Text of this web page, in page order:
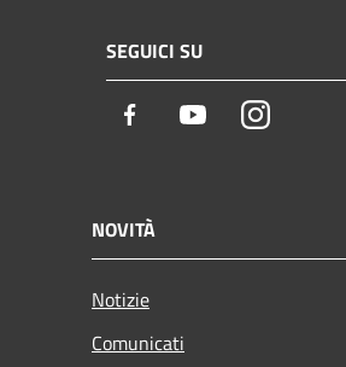
SEGUICI SU
Facebook YoutubeInstagram
NOVITÀ
Notizie
Comunicati